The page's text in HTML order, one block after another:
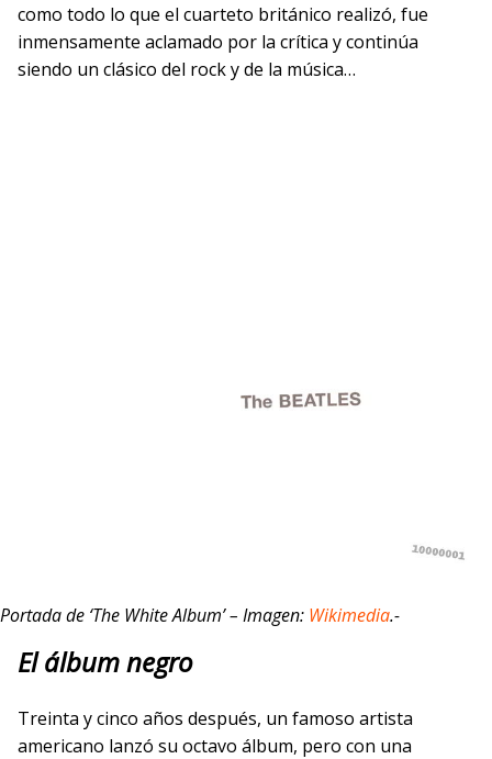
como todo lo que el cuarteto británico realizó, fue
inmensamente aclamado por la crítica y continúa
siendo un clásico del rock y de la música…
Portada de ‘The White Album’ – Imagen: Wikimedia.-
El álbum negro
Treinta y cinco años después, un famoso artista
americano lanzó su octavo álbum, pero con una